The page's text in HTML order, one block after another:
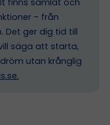
– från
Det ger dig tid till
säga att starta,
utan krånglig
.